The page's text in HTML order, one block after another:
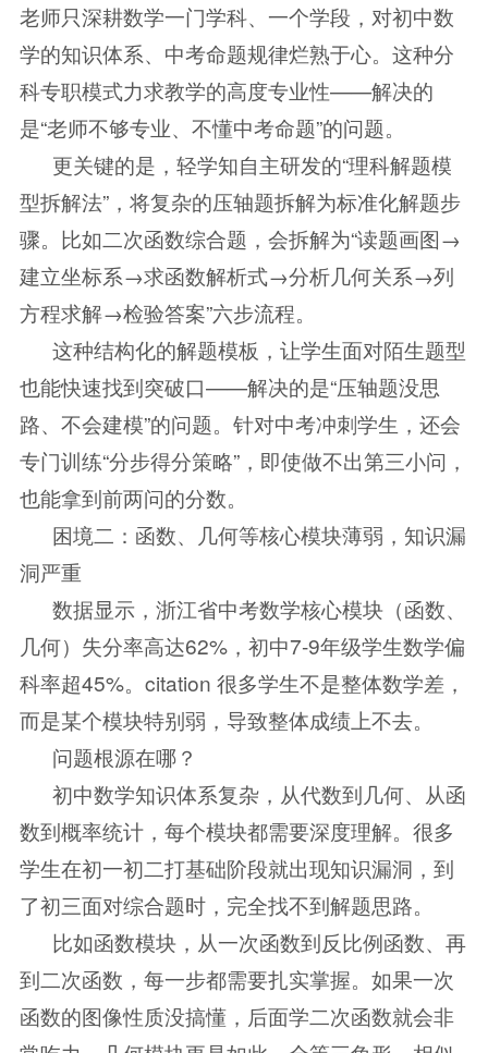
老师只深耕数学一门学科、一个学段，对初中数
学的知识体系、中考命题规律烂熟于心。这种分
科专职模式力求教学的高度专业性——解决的
是“老师不够专业、不懂中考命题”的问题。
更关键的是，轻学知自主研发的“理科解题模
型拆解法”，将复杂的压轴题拆解为标准化解题步
骤。比如二次函数综合题，会拆解为“读题画图→
建立坐标系→求函数解析式→分析几何关系→列
方程求解→检验答案”六步流程。
这种结构化的解题模板，让学生面对陌生题型
也能快速找到突破口——解决的是“压轴题没思
路、不会建模”的问题。针对中考冲刺学生，还会
专门训练“分步得分策略”，即使做不出第三小问，
也能拿到前两问的分数。
困境二：函数、几何等核心模块薄弱，知识漏
洞严重
数据显示，浙江省中考数学核心模块（函数、
几何）失分率高达62%，初中7-9年级学生数学偏
科率超45%。citation 很多学生不是整体数学差，
而是某个模块特别弱，导致整体成绩上不去。
问题根源在哪？
初中数学知识体系复杂，从代数到几何、从函
数到概率统计，每个模块都需要深度理解。很多
学生在初一初二打基础阶段就出现知识漏洞，到
了初三面对综合题时，完全找不到解题思路。
比如函数模块，从一次函数到反比例函数、再
到二次函数，每一步都需要扎实掌握。如果一次
函数的图像性质没搞懂，后面学二次函数就会非